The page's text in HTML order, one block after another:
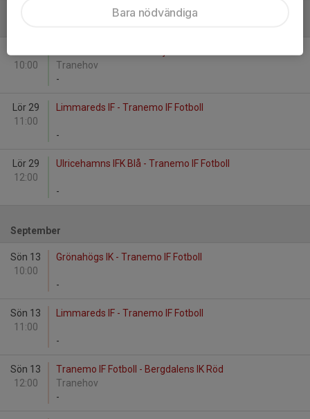
10:00
Tranehov
-
Lör 29
11:00
Limmareds IF - Tranemo IF Fotboll
-
Lör 29
12:00
Ulricehamns IFK Blå - Tranemo IF Fotboll
-
September
Sön 13
10:00
Grönahögs IK - Tranemo IF Fotboll
-
Sön 13
11:00
Limmareds IF - Tranemo IF Fotboll
-
Sön 13
12:00
Tranemo IF Fotboll - Bergdalens IK Röd
Tranehov
-
Bara nödvändiga